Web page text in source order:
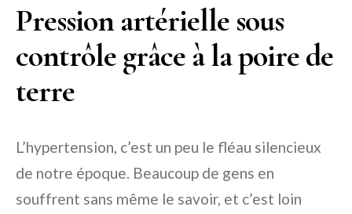
Pression artérielle sous
contrôle grâce à la poire de
terre
L’hypertension, c’est un peu le fléau silencieux
de notre époque. Beaucoup de gens en
souffrent sans même le savoir, et c’est loin